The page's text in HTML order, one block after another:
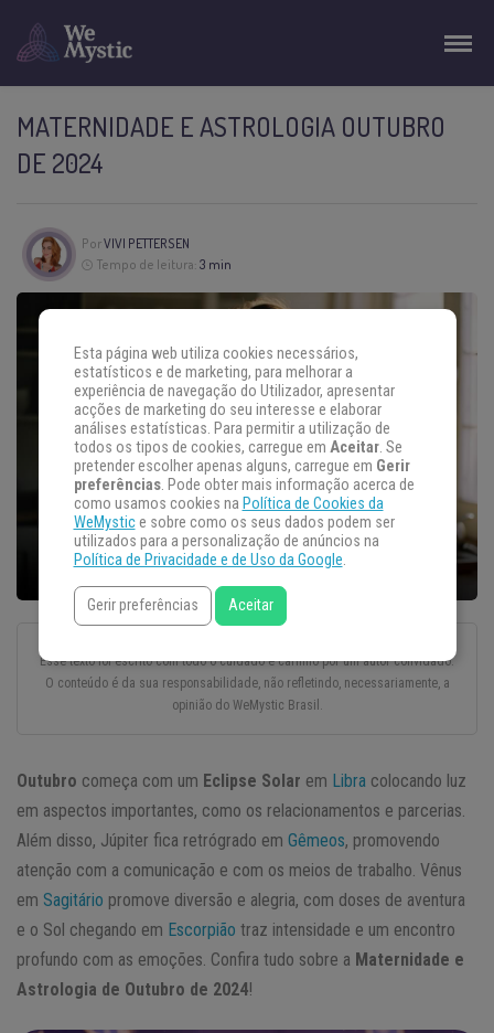
MATERNIDADE E ASTROLOGIA OUTUBRO
DE 2024
PorVIVI PETTERSEN
Tempo de leitura: 3 min
Esse texto foi escrito com todo o cuidado e carinho por um autor convidado.
O conteúdo é da sua responsabilidade, não refletindo, necessariamente, a
opinião do WeMystic Brasil.
Outubro começa com um Eclipse Solar em Libra colocando luz
em aspectos importantes, como os relacionamentos e parcerias.
Além disso, Júpiter fica retrógrado em Gêmeos, promovendo
atenção com a comunicação e com os meios de trabalho. Vênus
em Sagitário promove diversão e alegria, com doses de aventura
e o Sol chegando em Escorpião traz intensidade e um encontro
profundo com as emoções. Confira tudo sobre a Maternidade e
Astrologia de Outubro de 2024!
Esta página web utiliza cookies necessários,
estatísticos e de marketing, para melhorar a
experiência de navegação do Utilizador, apresentar
acções de marketing do seu interesse e elaborar
análises estatísticas. Para permitir a utilização de
todos os tipos de cookies, carregue em Aceitar. Se
pretender escolher apenas alguns, carregue em Gerir
preferências. Pode obter mais informação acerca de
como usamos cookies na Política de Cookies da
WeMystice sobre como os seus dados podem ser
utilizados para a personalização de anúncios na
Política de Privacidade e de Uso da Google.
Gerir preferências Aceitar